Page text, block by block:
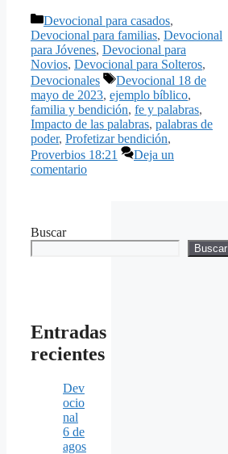
Categorías
Devocional para casados,
Devocional para familias, Devocional
para Jóvenes, Devocional para
Novios, Devocional para Solteros,
Devocionales
Etiquetas
Devocional 18 de
mayo de 2023, ejemplo bíblico,
familia y bendición, fe y palabras,
Impacto de las palabras, palabras de
poder, Profetizar bendición,
Proverbios 18:21
Deja un
comentario
Buscar
Buscar
Entradas
recientes
Dev
ocio
nal
6 de
agos